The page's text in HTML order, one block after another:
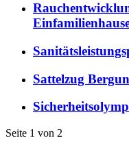
Sattelzug
Seite 1 von 2